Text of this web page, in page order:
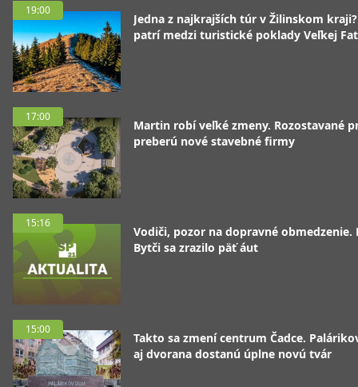
19:00
Jedna z najkrajších túr v Žilinskom
patrí medzi turistické poklady Veľkej
17:00
Martin robí veľké zmeny. Rozostavané
preberú nové stavebné firmy
15:16
Vodiči, pozor na dopravné obmedzenie.
Bytči sa zrazilo päť áut
15:00
Takto sa zmení centrum Čadce.
aj dvorana dostanú úplne novú tvár